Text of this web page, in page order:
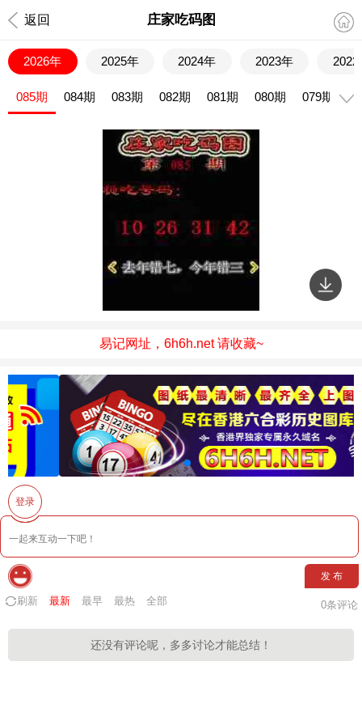
返回 庄家吃码图
2026年 2025年 2024年 2023年 2022
085期 084期 083期 082期 081期 080期 079期
易记网址，6h6h.net 请收藏~
登录
发 布
刷新 最新 最早 最热 全部 0条评论
还没有评论呢，多多讨论才能总结！